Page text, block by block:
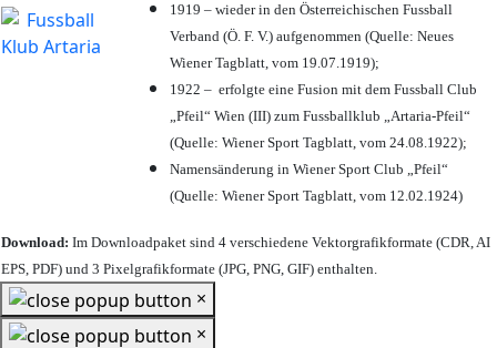
1919 – wieder in den Österreichischen Fussball
Verband (Ö. F. V.) aufgenommen (Quelle: Neues
Wiener Tagblatt, vom 19.07.1919);
1922 – erfolgte eine Fusion mit dem Fussball Club
„Pfeil“ Wien (III) zum Fussballklub „Artaria-Pfeil“
(Quelle: Wiener Sport Tagblatt, vom 24.08.1922);
Namensänderung in Wiener Sport Club „Pfeil“
(Quelle: Wiener Sport Tagblatt, vom 12.02.1924)
Download: Im Downloadpaket sind 4 verschiedene Vektorgrafikformate (CDR, AI
EPS, PDF) und 3 Pixelgrafikformate (JPG, PNG, GIF) enthalten.
×
×